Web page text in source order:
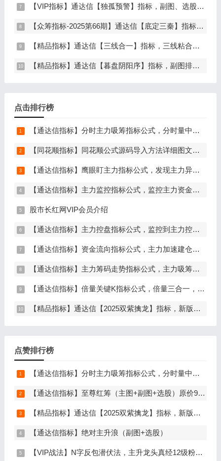
【VIP指标】通达信【独孤预警】指标，副图、选股，码力金矿独创趋势企稳预警，无未来函数，手机电脑通达信通用
【众筹指标-2025第66期】通达信【底定三秦】指标，主图、副图、选股，连板龙头低吸精准量化，出票少而精，五年平均胜率92%，手机电脑通达信通用
【精品指标】通达信【三线合一】指标，三线粘合必涨，无未来函数，手机电脑通达信通用
【精品指标】通达信【暮盘阴阳序】指标，副图排序，尾盘选股，电脑版量化辅助工具，尾盘排序，信号全天不变，仅限电脑通达信使用
点击排行榜
【通达信指标】分时主力吸筹指标公式，分时量中显主力（分时副图）
【同花顺指标】同花顺公式源码导入方法详细图文教程
【通达信指标】鹰眼盯主力指标公式，发现主力异动资金（副图+选股）
【通达信指标】主力监控指标公式，监控主力资金和筹码异动（副图+选股）
股市长红网VIP会员介绍
【通达信指标】主力控盘指标公式，监控到主力控盘时间越长，后期爆发力越大（副图+选股）
【通达信指标】资金流向指标公式，主力加速建仓（副图+选股）
【通达信指标】主力筹码走势指标公式，主力吸筹，筹码集中度解析，挖掘大资金信号（副图+选股）
【通达信指标】倍量关键K指标公式，倍量三合一，关键起涨K线（主图+副图+选股）
【精品指标】通达信【2025双紫擒龙】指标，新版主图、副图、选股，主力吸筹套装，手机电脑通达信通用
点赞排行榜
【通达信指标】分时主力吸筹指标公式，分时量中显主力（分时副图）
【通达信指标】至尊红筹（主图+副图+选股）原价9999元的全套指标
【精品指标】通达信【2025双紫擒龙】指标，新版主图、副图、选股，主力吸筹套装，手机电脑通达信通用
【通达信指标】绝对主升浪（副图+选股）
【VIP战法】N字反包潜伏法，主升龙头真经12级粉丝专属战法，节点潜伏